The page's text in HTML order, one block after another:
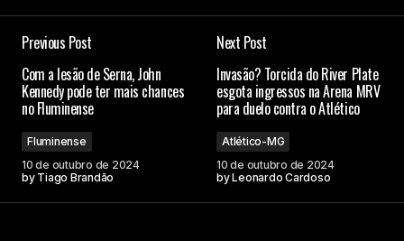
Campos obrigatórios são marcados com*
Previous Post
Com a lesão de Serna, John
Kennedy pode ter mais chances
no Fluminense
Fluminense
10 de outubro de 2024
by Tiago Brandão
Next Post
Invasão? Torcida do River Plate
esgota ingressos na Arena MRV
para duelo contra o Atlético
Atlético-MG
10 de outubro de 2024
byLeonardo Cardoso